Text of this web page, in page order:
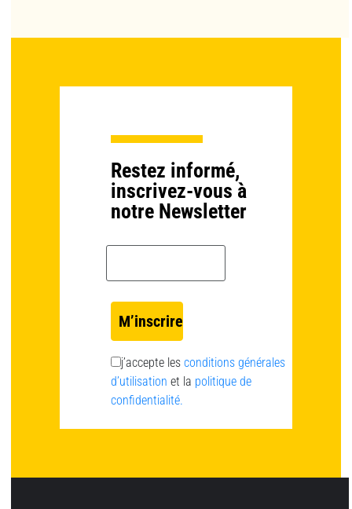
Restez informé,
inscrivez-vous à
notre Newsletter
j’accepte les conditions générales
d’utilisation et la politique de
confidentialité.